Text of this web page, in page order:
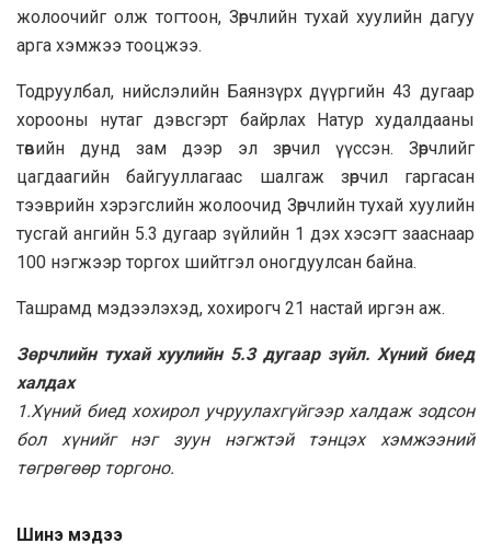
жолоочийг олж тогтоон, Зөрчлийн тухай хуулийн дагуу
арга хэмжээ тооцжээ.
Тодруулбал, нийслэлийн Баянзүрх дүүргийн 43 дугаар
хорооны нутаг дэвсгэрт байрлах Натур худалдааны
төвийн дунд зам дээр эл зөрчил үүссэн. Зөрчлийг
цагдаагийн байгууллагаас шалгаж зөрчил гаргасан
тээврийн хэрэгслийн жолоочид Зөрчлийн тухай хуулийн
тусгай ангийн 5.3 дугаар зүйлийн 1 дэх хэсэгт зааснаар
100 нэгжээр торгох шийтгэл оногдуулсан байна.
Ташрамд мэдээлэхэд, хохирогч 21 настай иргэн аж.
Зөрчлийн тухай хуулийн 5.3 дугаар зүйл. Хүний биед
халдах
1.Хүний биед хохирол учруулахгүйгээр халдаж зодсон
бол хүнийг нэг зуун нэгжтэй тэнцэх хэмжээний
төгрөгөөр торгоно.
Шинэ мэдээ